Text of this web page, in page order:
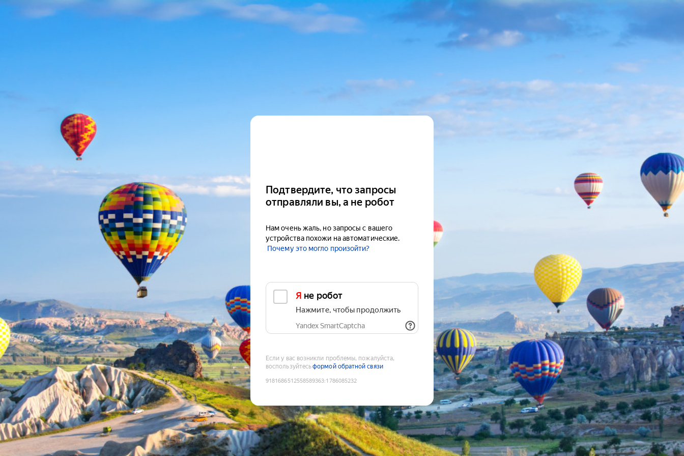
Подтвердите, что запросы
отправляли вы, а не робот
Нам очень жаль, но запросы с вашего
устройства похожи на автоматические.
Почему это могло произойти?
Я не робот
Нажмите, чтобы продолжить
Yandex SmartCaptcha
Если у вас возникли проблемы, пожалуйста,
воспользуйтесьформой обратной связи
9181686512558589363:1786085232